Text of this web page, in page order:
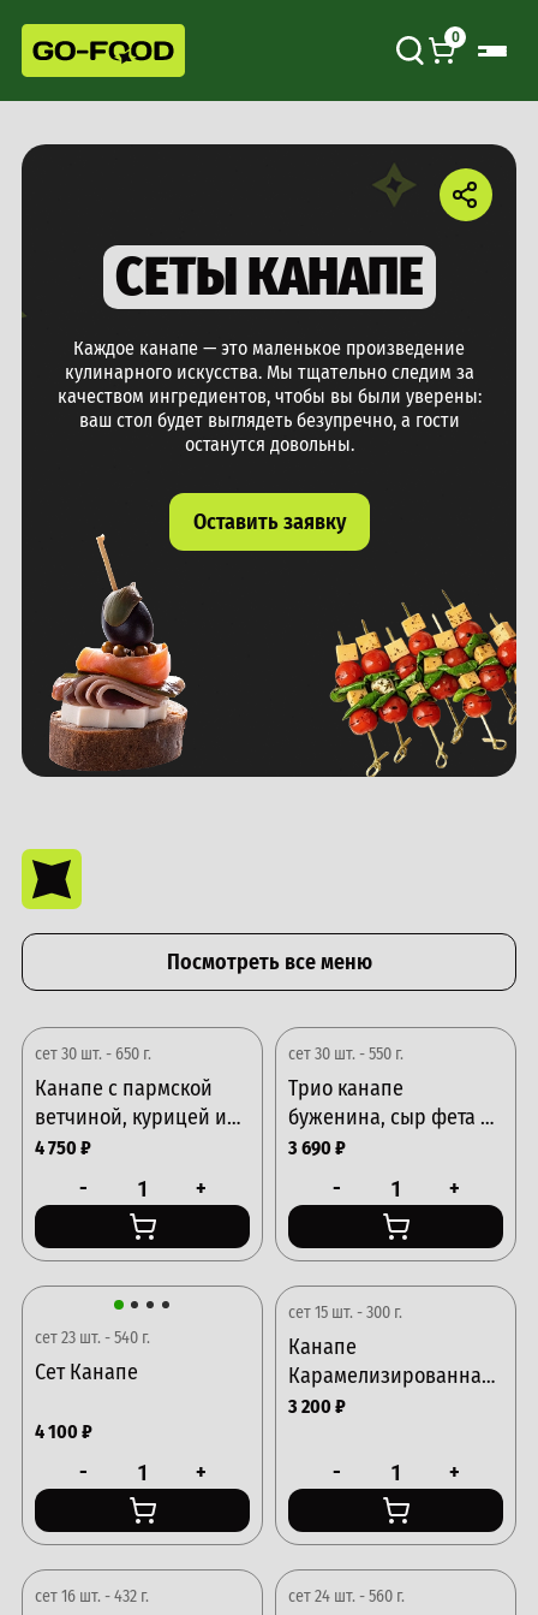
0
СЕТЫ КАНАПЕ
Каждое канапе — это маленькое произведение
кулинарного искусства. Мы тщательно следим за
качеством ингредиентов, чтобы вы были уверены:
ваш стол будет выглядеть безупречно, а гости
останутся довольны.
Оставить заявку
Посмотреть все меню
сет 30 шт. - 650 г.
Канапе с пармской
ветчиной, курицей и
сырным террином
4 750₽
- +
сет 30 шт. - 550 г.
Трио канапе
буженина, сыр фета и
цыпленок
3 690₽
- +
сет 23 шт. - 540 г.
Сет Канапе
4 100₽
- +
сет 15 шт. - 300 г.
Канапе
Карамелизированная
груша с Хамоном и
3 200₽
- +
сет 16 шт. - 432 г. сет 24 шт. - 560 г.